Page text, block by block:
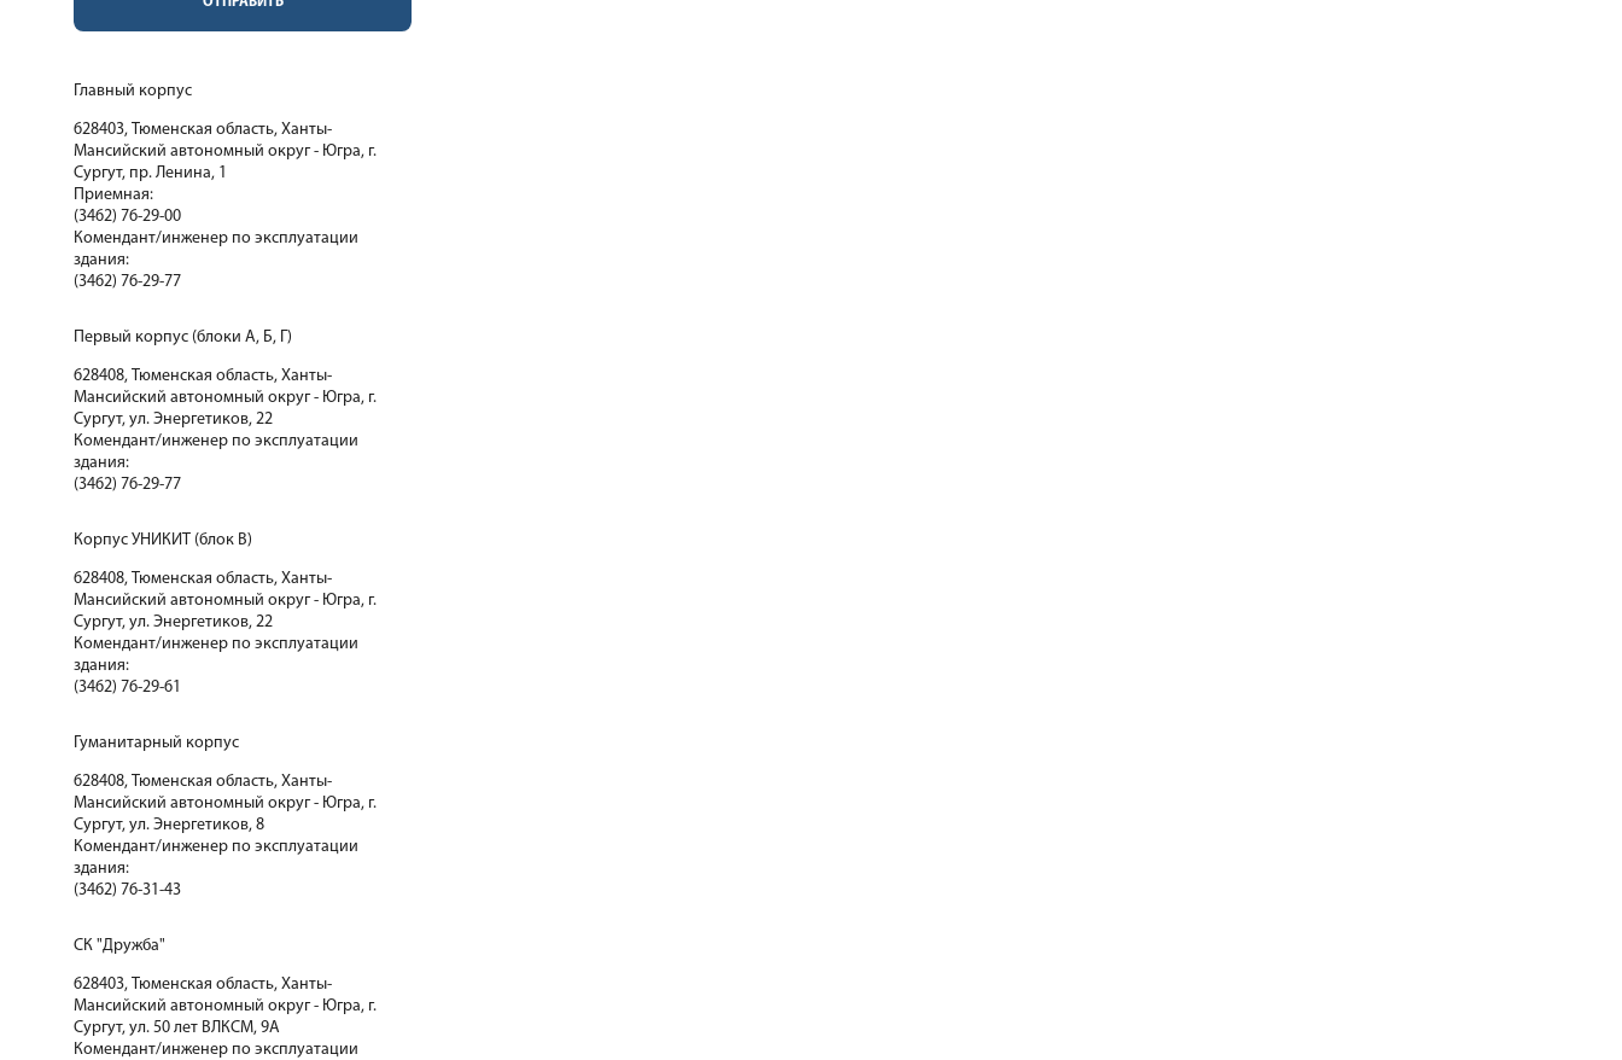
Главный корпус
628403, Тюменская область, Ханты-
Мансийский автономный округ - Югра, г.
Сургут, пр. Ленина, 1
Приемная:
(3462) 76-29-00
Комендант/инженер по эксплуатации
здания:
(3462) 76-29-77
Первый корпус (блоки А, Б, Г)
628408, Тюменская область, Ханты-
Мансийский автономный округ - Югра, г.
Сургут, ул. Энергетиков, 22
Комендант/инженер по эксплуатации
здания:
(3462) 76-29-77
Корпус УНИКИТ (блок В)
628408, Тюменская область, Ханты-
Мансийский автономный округ - Югра, г.
Сургут, ул. Энергетиков, 22
Комендант/инженер по эксплуатации
здания:
(3462) 76-29-61
Гуманитарный корпус
628408, Тюменская область, Ханты-
Мансийский автономный округ - Югра, г.
Сургут, ул. Энергетиков, 8
Комендант/инженер по эксплуатации
здания:
(3462) 76-31-43
СК "Дружба"
628403, Тюменская область, Ханты-
Мансийский автономный округ - Югра, г.
Сургут, ул. 50 лет ВЛКСМ, 9А
Комендант/инженер по эксплуатации